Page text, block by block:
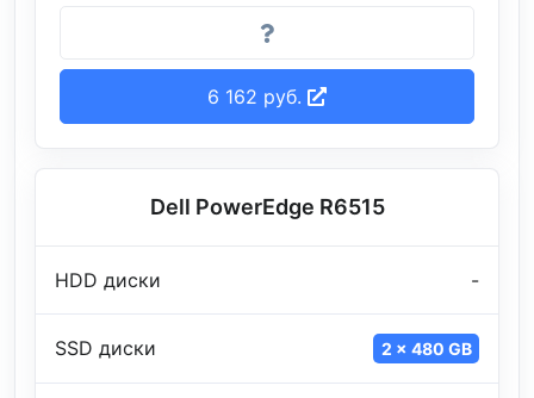
6 162 руб.
Dell PowerEdge R6515
HDD диски -
SSD диски 2 x 480 GB